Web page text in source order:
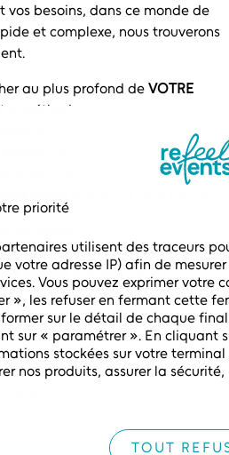
utilisent des traceurs
votre adresse IP) afin de
Vous pouvez exprimer
», les refuser en fermant cette
sur le détail de chaque
sur « paramétrer ». En
stockées sur votre
nos produits, assurer la
pour l’identification. Vous
TOUT
besoins, dans ce monde de
et complexe, nous trouverons
au plus profond de VOTRE
méthode : un
allié à un pilotage et une
directement à votre
rêves, chaque événement
ne seront plus simplement une
: ils construiront un socle
culture d’entreprised’être
: votre capital humain
dans un collectif ambitieux.
iront au delà des mots : elles